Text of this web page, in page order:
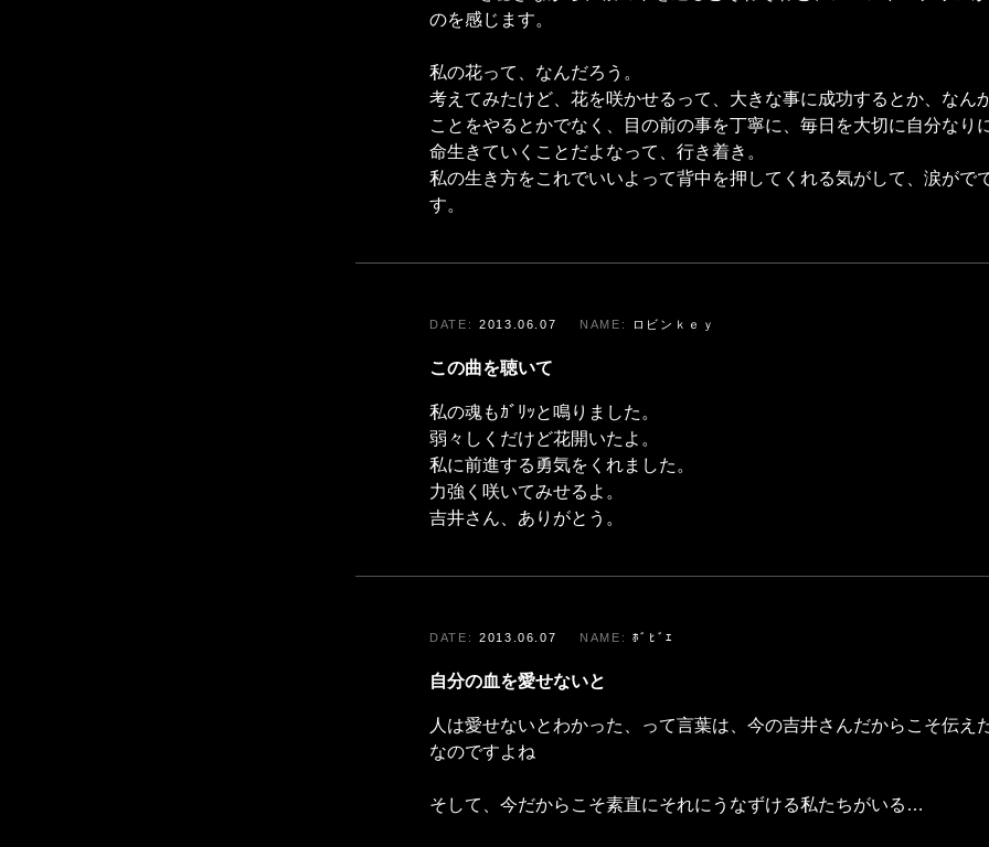
のを感じます。
私の花って、なんだろう。
考えてみたけど、花を咲かせるって、大きな事に成功するとか、なん
ことをやるとかでなく、目の前の事を丁寧に、毎日を大切に自分なり
命生きていくことだよなって、行き着き。
私の生き方をこれでいいよって背中を押してくれる気がして、涙がで
す。
2013.06.07 ロビンｋｅｙ
この曲を聴いて
私の魂もｶﾞﾘｯと鳴りました。
弱々しくだけど花開いたよ。
私に前進する勇気をくれました。
力強く咲いてみせるよ。
吉井さん、ありがとう。
2013.06.07 ﾎﾞﾋﾞｴ
自分の血を愛せないと
人は愛せないとわかった、って言葉は、今の吉井さんだからこそ伝え
なのですよね
そして、今だからこそ素直にそれにうなずける私たちがいる…